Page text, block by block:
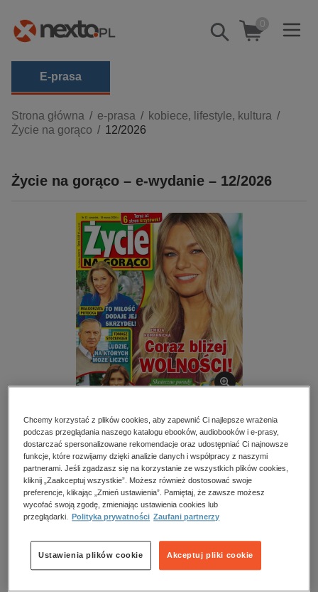
Pokaż/schowaj
wyszukiwarkę
0
E-prasa
Kategorie
Zobacz wszystkie E-prasa
biznesowe, branżowe, gospodarka
darmowe wydania
dzienniki
edukacja
hobby, sport, rozrywka
komputery, internet, technologie, informatyka
kobiece, lifestyle, kultura
polityka, społeczno-informacyjne
psychologiczne
popularno-naukowe
historia
zdrowie
religie
Strona główna e-prasa
kobiece, lifestyle, kultura
Życie na gorąco
12/2026
Życie na gorąco – e-wydanie – 12/2026
Przeczytaj fragment
BESTSELLER
Życie na gorąco – e-wydanie – 12/2026
Chcemy korzystać z plików cookies, aby zapewnić Ci najlepsze wrażenia
podczas przeglądania naszego katalogu ebooków, audiobooków i e-prasy,
dostarczać spersonalizowane rekomendacje oraz udostępniać Ci najnowsze
funkcje, które rozwijamy dzięki analizie danych i współpracy z naszymi
partnerami. Jeśli zgadzasz się na korzystanie ze wszystkich plików cookies,
kliknij „Zaakceptuj wszystkie”. Możesz również dostosować swoje
preferencje, klikając „Zmień ustawienia”. Pamiętaj, że zawsze możesz
wycofać swoją zgodę, zmieniając ustawienia cookies lub
przeglądarki.
Polityka prywatności Zaufani partnerzy
Akceptuj pliki cookie
Ustawienia plików cookie